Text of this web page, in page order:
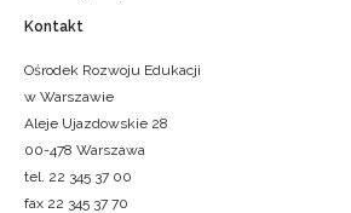
Kontakt
Ośrodek Rozwoju Edukacji
w Warszawie
Aleje Ujazdowskie 28
00-478 Warszawa
tel. 22 345 37 00
fax 22 345 37 70